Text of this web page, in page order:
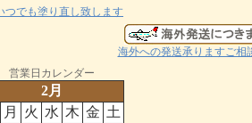
つでも塗り直し致します
海外への発送承りますご相
営業日カレンダー
2月
月 火 水 木 金 土